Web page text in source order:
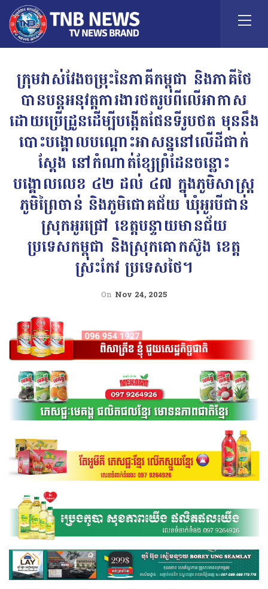
ក្រុមវាស់វែងចម្រុះនៃភាគីកម្ពុជា និងភាគីថៃ
បានបន្តអនុវត្តការងារថតរូបពីលើអាកាស
ដោយប្រើដ្រូនដើម្បីបង្កើតផែនទីរូបថត មុននឹង
បោះបង្គោលបណ្តោះអាសន្ននៅលើដីជាក់
ស្តែង នៅកំណាត់ខ្សែព្រំដែនចន្លោះ
បង្គោលលេខ ៤២ ដល់ ៤៧ ក្នុងភូមិសាស្ត្រ
ភូមិព្រៃចាន់ និងភូមិជោគជ័យ ឃុំអូរបីជាន់
ស្រុកអូរជ្រៅ ខេត្តបន្ទាយមានជ័យ
ប្រទេសកម្ពុជា និងស្រុកគោកស៊ូង ខេត្ត
ស្រះកែវ ប្រទេសថៃ។
On Nov 24, 2025